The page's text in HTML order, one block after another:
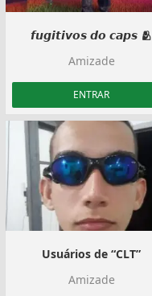
𝙛𝙪𝙜𝙞𝙩𝙞𝙫𝙤𝙨 𝙙𝙤 𝙘𝙖𝙥𝙨 🫂
Amizade
ENTRAR
Usuários de “CLT”
Amizade